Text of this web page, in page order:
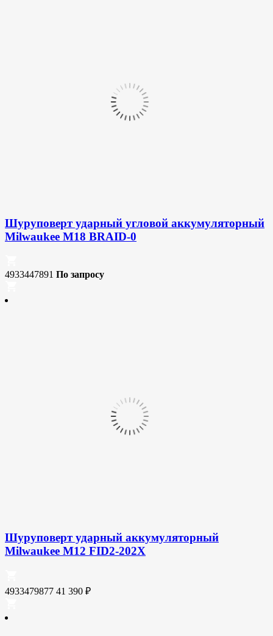
Шуруповерт ударный угловой аккумуляторный
Milwaukee M18 BRAID-0
4933447891 По запросу
Шуруповерт ударный аккумуляторный
Milwaukee M12 FID2-202X
4933479877 41 390 ₽